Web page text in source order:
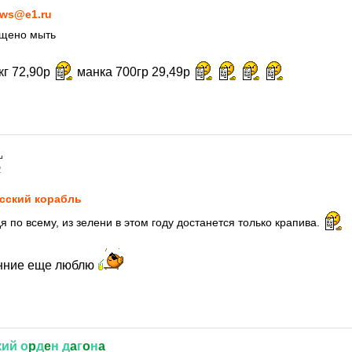
мыть
72,90р манка 700гр 29,49р
корабль
по всему, из зелени в этом году достанется только крапива.
еще люблю
оpдeн дaгoнa